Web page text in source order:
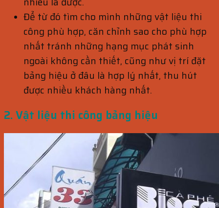
Để từ đó tìm cho mình những vật liệu thi
công phù hợp, căn chỉnh sao cho phù hợp
nhất tránh những hạng mục phát sinh
ngoài không cần thiết, cũng như vị trí đặt
bảng hiệu ở đâu là hợp lý nhất, thu hút
được nhiều khách hàng nhất.
2. Vật liệu thi công bảng hiệu